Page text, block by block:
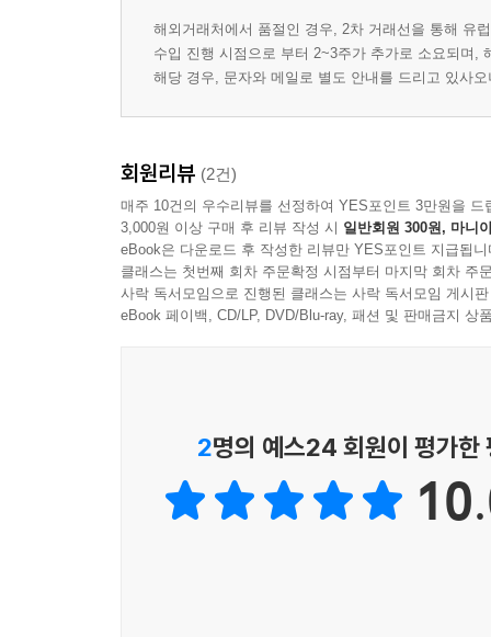
해외거래처에서 품절인 경우, 2차 거래선을 통해 유
수입 진행 시점으로 부터 2~3주가 추가로 소요되며,
해당 경우, 문자와 메일로 별도 안내를 드리고 있사
회원리뷰 (2건)
매주 10건의 우수리뷰를 선정하여 YES포인트 3만원을 드
3,000원 이상 구매 후 리뷰 작성 시 일반회원 300원, 마니
eBook은 다운로드 후 작성한 리뷰만 YES포인트 지급됩니
클래스는 첫번째 회차 주문확정 시점부터 마지막 회차 주
사락 독서모임으로 진행된 클래스는 사락 독서모임 게시
eBook 페이백, CD/LP, DVD/Blu-ray, 패션 및 판매금지 상
2명의 예스24 회원이 평가한